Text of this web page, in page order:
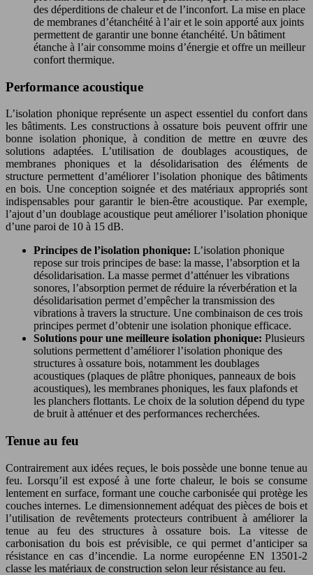
des déperditions de chaleur et de l’inconfort. La mise en place
de membranes d’étanchéité à l’air et le soin apporté aux joints
permettent de garantir une bonne étanchéité. Un bâtiment
étanche à l’air consomme moins d’énergie et offre un meilleur
confort thermique.
Performance acoustique
L’isolation phonique représente un aspect essentiel du confort dans
les bâtiments. Les constructions à ossature bois peuvent offrir une
bonne isolation phonique, à condition de mettre en œuvre des
solutions adaptées. L’utilisation de doublages acoustiques, de
membranes phoniques et la désolidarisation des éléments de
structure permettent d’améliorer l’isolation phonique des bâtiments
en bois. Une conception soignée et des matériaux appropriés sont
indispensables pour garantir le bien-être acoustique. Par exemple,
l’ajout d’un doublage acoustique peut améliorer l’isolation phonique
d’une paroi de 10 à 15 dB.
Principes de l’isolation phonique: L’isolation phonique
repose sur trois principes de base: la masse, l’absorption et la
désolidarisation. La masse permet d’atténuer les vibrations
sonores, l’absorption permet de réduire la réverbération et la
désolidarisation permet d’empêcher la transmission des
vibrations à travers la structure. Une combinaison de ces trois
principes permet d’obtenir une isolation phonique efficace.
Solutions pour une meilleure isolation phonique: Plusieurs
solutions permettent d’améliorer l’isolation phonique des
structures à ossature bois, notamment les doublages
acoustiques (plaques de plâtre phoniques, panneaux de bois
acoustiques), les membranes phoniques, les faux plafonds et
les planchers flottants. Le choix de la solution dépend du type
de bruit à atténuer et des performances recherchées.
Tenue au feu
Contrairement aux idées reçues, le bois possède une bonne tenue au
feu. Lorsqu’il est exposé à une forte chaleur, le bois se consume
lentement en surface, formant une couche carbonisée qui protège les
couches internes. Le dimensionnement adéquat des pièces de bois et
l’utilisation de revêtements protecteurs contribuent à améliorer la
tenue au feu des structures à ossature bois. La vitesse de
carbonisation du bois est prévisible, ce qui permet d’anticiper sa
résistance en cas d’incendie. La norme européenne EN 13501-2
classe les matériaux de construction selon leur résistance au feu.